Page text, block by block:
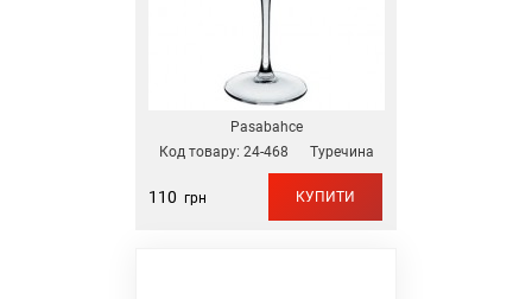
Pasabahce
Код товару: 24-468 Туречина
110 грн КУПИТИ